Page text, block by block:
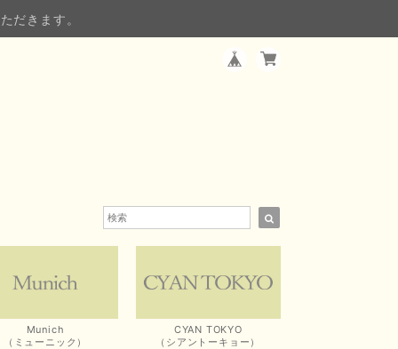
だきます。
Munich
（ミューニック）
CYAN TOKYO
（シアントーキョー）